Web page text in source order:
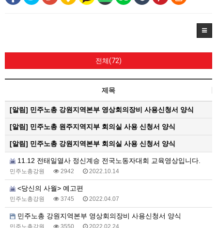
전체(72)
제목
[알림] 민주노총 강원지역본부 영상회의장비 사용신청서 양식
[알림] 민주노총 원주지역지부 회의실 사용 신청서 양식
[알림] 민주노총 강원지역본부 회의실 사용 신청서 양식
11.12 전태일열사 정신계승 전국노동자대회 교육영상입니다.
민주노총강원 2942 2022.10.14
<당신의 사월> 예고편
민주노총강원 3745 2022.04.07
민주노총 강원지역본부 영상회의장비 사용신청서 양식
민주노총강원 3550 2022.02.24